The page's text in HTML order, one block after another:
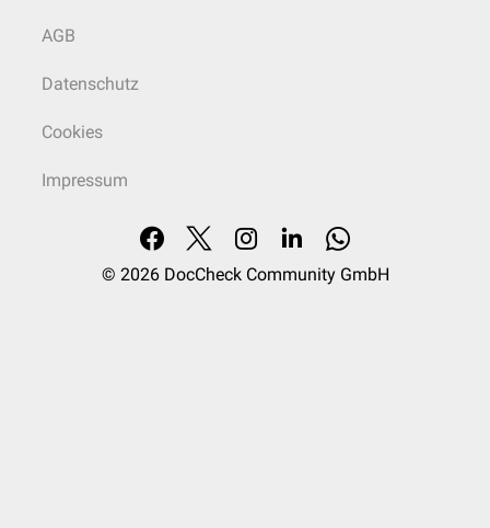
AGB
Datenschutz
Cookies
Impressum
© 2026 DocCheck Community GmbH